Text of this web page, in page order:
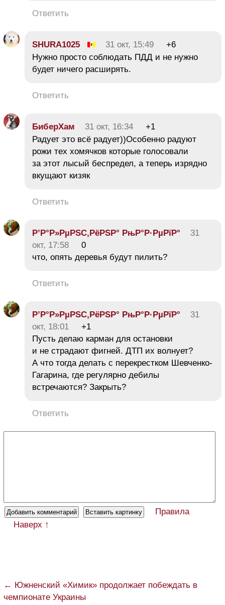
Ответить
SHURA1025 31 окт, 15:49
+6
Нужно просто соблюдать ПДД и не нужно
будет ничего расширять.
Ответить
БиберХам 31 окт, 16:34
+1
Радует это всё радует))Особенно радуют
рожи тех хомячков которые голосовали
за этот лысый беспредел, а теперь изрядно
вкущают кизяк
Ответить
Р’Р°Р»РµРЅС‚РёРЅР° РњР°Р·РµРїР°
31
окт, 17:58
0
что, опять деревья будут пилить?
Ответить
Р’Р°Р»РµРЅС‚РёРЅР° РњР°Р·РµРїР°
31
окт, 18:01
+1
Пусть делаю карман для остановки
и не страдают фигней. ДТП их волнует?
А что тогда делать с перекрестком Шевченко-
Гагарина, где регулярно дебилы
встречаются? Закрыть?
Ответить
Правила
Наверх ↑
← Южненский «Химик» продолжает побеждать в
чемпионате Украины